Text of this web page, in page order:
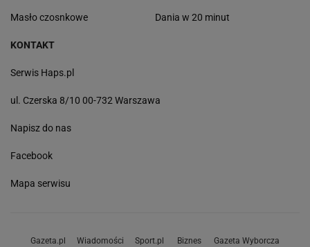
Masło czosnkowe Dania w 20 minut
KONTAKT
Serwis Haps.pl
ul. Czerska 8/10 00-732 Warszawa
Napisz do nas
Facebook
Mapa serwisu
Gazeta.pl Wiadomości Sport.pl Biznes Gazeta Wyborcza